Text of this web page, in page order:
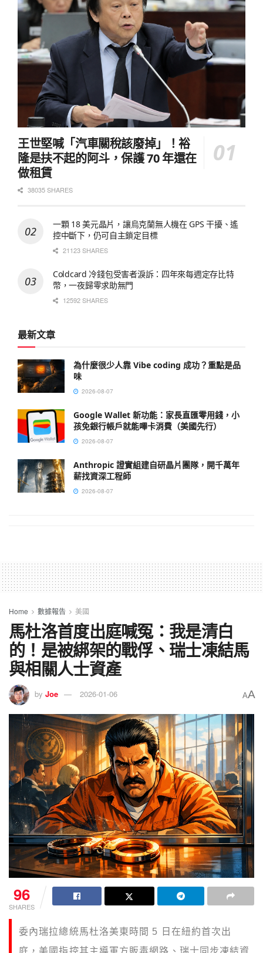
王世堅喊「汽車關稅該廢掉」！裕
隆是扶不起的阿斗，保護 70 年還在
做租賃
38035 SHARES
一顆 18 美元晶片，讓烏克蘭無人機在 GPS 干擾、遙
控中斷下，仍可自主鎖定目標
21123 SHARES
Coldcard 冷錢包受害者淚訴：四年來每週定存比特
幣，一夜歸零求助無門
12592 SHARES
最新文章
為什麼很少人靠 Vibe coding 成功？重點是品
味
2026-08-07
Google Wallet 新功能：家長直匯零用錢，小
孩免銀行帳戶就能嗶卡消費（美國先行）
2026-08-07
Anthropic 證實組建自研晶片團隊，開千萬年
薪找資深工程師
2026-08-07
Home 數據報告 美國
馬杜洛首度出庭喊冤：我是清白
的！是被綁架的戰俘、瑞士凍結馬
與相關人士資產
by Joe 2026-01-06 AA
96
SHARES
委內瑞拉總統馬杜洛美東時間 5 日在紐約首次出
庭，美國指控其主導軍方販毒網路、瑞士同步凍結資